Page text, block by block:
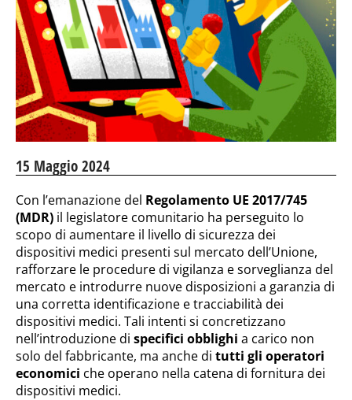
15 Maggio 2024
Con l’emanazione del Regolamento UE 2017/745
(MDR) il legislatore comunitario ha perseguito lo
scopo di aumentare il livello di sicurezza dei
dispositivi medici presenti sul mercato dell’Unione,
rafforzare le procedure di vigilanza e sorveglianza del
mercato e introdurre nuove disposizioni a garanzia di
una corretta identificazione e tracciabilità dei
dispositivi medici. Tali intenti si concretizzano
nell’introduzione di specifici obblighi a carico non
solo del fabbricante, ma anche di tutti gli operatori
economici che operano nella catena di fornitura dei
dispositivi medici.